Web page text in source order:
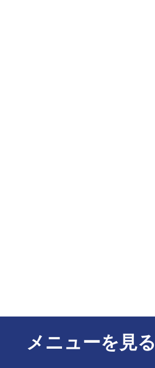
メニューを見る